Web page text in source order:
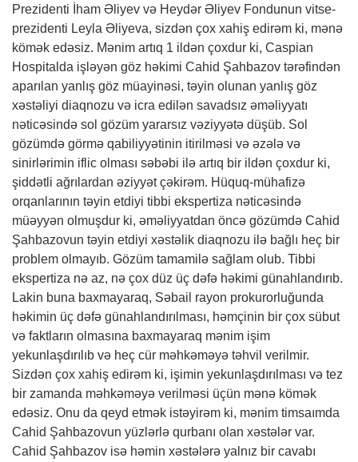
Prezidenti İham Əliyev və Heydər Əliyev Fondunun vitse-
prezidenti Leyla Əliyeva, sizdən çox xahiş edirəm ki, mənə
kömək edəsiz. Mənim artıq 1 ildən çoxdur ki, Caspian
Hospitalda işləyən göz həkimi Cahid Şahbazov tərəfindən
aparılan yanlış göz müayinəsi, təyin olunan yanlış göz
xəstəliyi diaqnozu və icra edilən savadsız əməliyyatı
nəticəsində sol gözüm yararsız vəziyyətə düşüb. Sol
gözümdə görmə qabiliyyətinin itirilməsi və əzələ və
sinirlərimin iflic olması səbəbi ilə artıq bir ildən çoxdur ki,
şiddətli ağrılardan əziyyət çəkirəm. Hüquq-mühafizə
orqanlarının təyin etdiyi tibbi ekspertiza nəticəsində
müəyyən olmuşdur ki, əməliyyatdan öncə gözümdə Cahid
Şahbazovun təyin etdiyi xəstəlik diaqnozu ilə bağlı heç bir
problem olmayıb. Gözüm tamamilə sağlam olub. Tibbi
ekspertiza nə az, nə çox düz üç dəfə həkimi günahlandırıb.
Lakin buna baxmayaraq, Səbail rayon prokurorluğunda
həkimin üç dəfə günahlandırılması, həmçinin bir çox sübut
və faktların olmasına baxmayaraq mənim işim
yekunlaşdırılıb və heç cür məhkəməyə təhvil verilmir.
Sizdən çox xahiş edirəm ki, işimin yekunlaşdırılması və tez
bir zamanda məhkəməyə verilməsi üçün mənə kömək
edəsiz. Onu da qeyd etmək istəyirəm ki, mənim timsaımda
Cahid Şahbazovun yüzlərlə qurbanı olan xəstələr var.
Cahid Şahbazov isə həmin xəstələrə yalnız bir cavabı